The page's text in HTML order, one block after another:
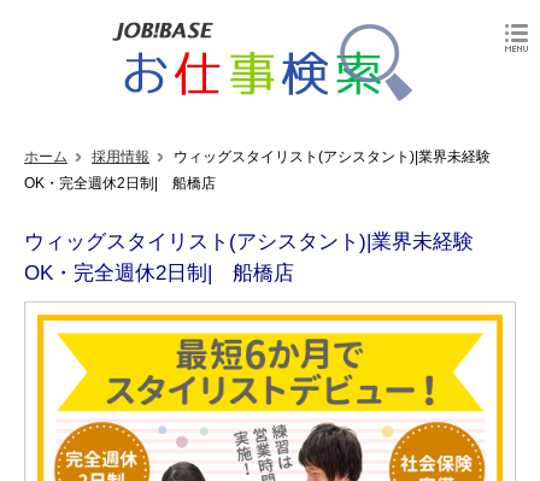
ホーム 採用情報
ウィッグスタイリスト(アシスタント)|業界未経験
OK・完全週休2日制| 船橋店
ウィッグスタイリスト(アシスタント)|業界未経験
OK・完全週休2日制| 船橋店